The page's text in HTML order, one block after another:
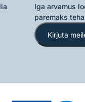
Iga arvamus
paremaks
Kirjuta